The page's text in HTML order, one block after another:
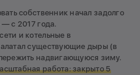
собственник начал задолго
— с 2017 года.
и котельные в
существующие дыры (в
надвигающуюся зиму.
работа: закрыто 5